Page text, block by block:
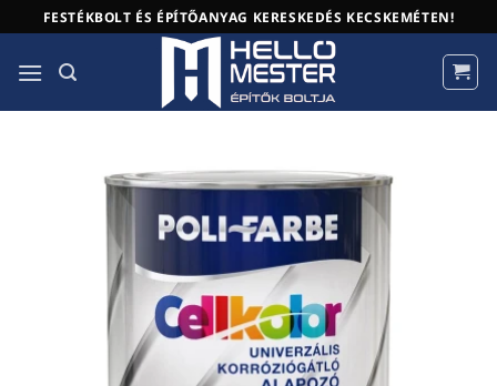
to
content
FESTÉKBOLT ÉS ÉPÍTŐANYAG KERESKEDÉS KECSKEMÉTEN!